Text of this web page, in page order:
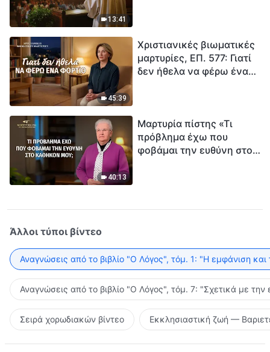
13:41
45:39
Χριστιανικές βιωματικές
μαρτυρίες, ΕΠ. 577: Γιατί
δεν ήθελα να φέρω ένα
40:13
Μαρτυρία πίστης «Τι
πρόβλημα έχω που
φοβάμαι την ευθύνη στο
Άλλοι τύποι βίντεο
Αναγνώσεις από το βιβλίο "Ο Λόγος", τόμ. 1: "Η εμφάνιση
Αναγνώσεις από το βιβλίο "Ο Λόγος", τόμ. 7: "Σχετικά με την
Σειρά χορωδιακών βίντεο Εκκλησιαστική ζωή —